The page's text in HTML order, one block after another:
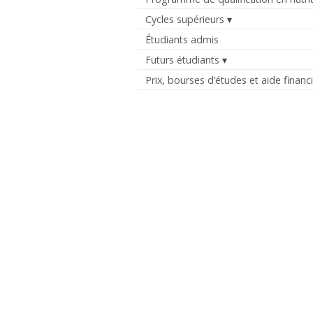
Cycles supérieurs
Étudiants admis
Futurs étudiants
Prix, bourses d’études et aide